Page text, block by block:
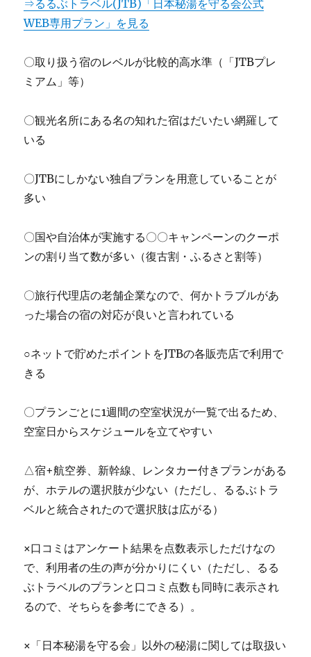
⇒るるぶトラベル(JTB)「日本秘湯を守る会公式
WEB専用プラン」を見る
〇取り扱う宿のレベルが比較的高水準（「JTBプレ
ミアム」等）
〇観光名所にある名の知れた宿はだいたい網羅して
いる
〇JTBにしかない独自プランを用意していることが
多い
〇国や自治体が実施する〇〇キャンペーンのクーポ
ンの割り当て数が多い（復古割・ふるさと割等）
〇旅行代理店の老舗企業なので、何かトラブルがあ
った場合の宿の対応が良いと言われている
○ネットで貯めたポイントをJTBの各販売店で利用で
きる
〇プランごとに1週間の空室状況が一覧で出るため、
空室日からスケジュールを立てやすい
△宿+航空券、新幹線、レンタカー付きプランがある
が、ホテルの選択肢が少ない（ただし、るるぶトラ
ベルと統合されたので選択肢は広がる）
×口コミはアンケート結果を点数表示しただけなの
で、利用者の生の声が分かりにくい（ただし、るる
ぶトラベルのプランと口コミ点数も同時に表示され
るので、そちらを参考にできる）。
×「日本秘湯を守る会」以外の秘湯に関しては取扱い